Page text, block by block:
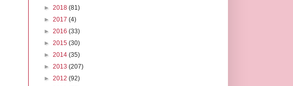
► 2018 (81)
► 2017 (4)
► 2016 (33)
► 2015 (30)
► 2014 (35)
► 2013 (207)
► 2012 (92)